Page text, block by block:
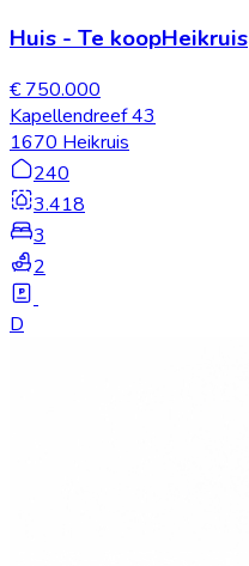
Huis - Te koopHeikruis
€ 750.000
Kapellendreef 43
1670 Heikruis
240
3.418
3
2
D